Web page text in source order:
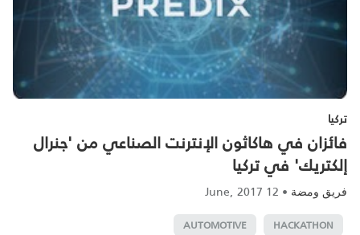
تركيا
فائزان في هاكاثون الإنترنت الصناعي من 'جنرال
إلكتريك' في تركيا
فريق ومضة •
12 June, 2017
HACKATHON
AUTOMOTIVE